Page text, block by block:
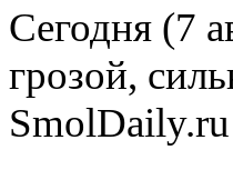
Сегодня (7
грозой,